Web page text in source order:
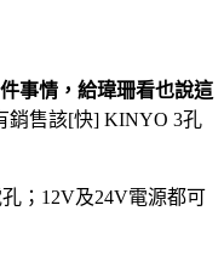
事情，給瑋珊看也說這
銷售該[快] KINYO 3孔
；12V及24V電源都可